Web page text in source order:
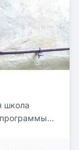
школа
программы